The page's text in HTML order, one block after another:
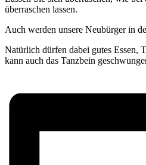
überraschen lassen.
Auch werden unsere Neubürger in
Natürlich dürfen dabei gutes Essen,
kann auch das Tanzbein